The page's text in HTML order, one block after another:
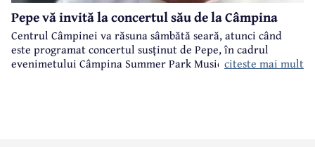
Pepe vă invită la concertul său de la Câmpina
Centrul Câmpinei va răsuna sâmbătă seară, atunci când
este programat concertul susținut de Pepe, în cadrul
evenimetului Câmpina Summer Park Music organizat de
citeste mai mult